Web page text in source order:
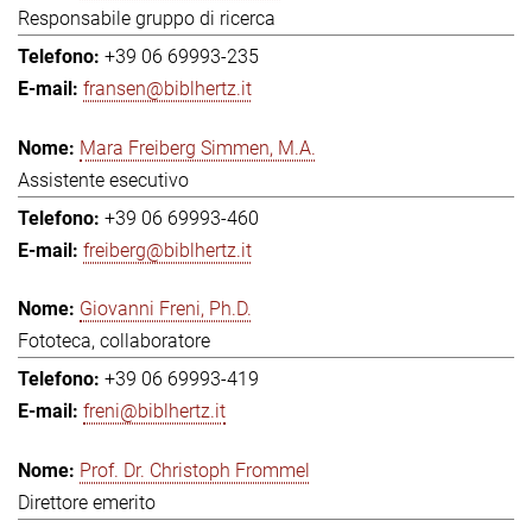
Responsabile gruppo di ricerca
+39 06 69993-235
fransen@biblhertz.it
Mara Freiberg Simmen, M.A.
Assistente esecutivo
+39 06 69993-460
freiberg@biblhertz.it
Giovanni Freni, Ph.D.
Fototeca, collaboratore
+39 06 69993-419
freni@biblhertz.it
Prof. Dr. Christoph Frommel
Direttore emerito